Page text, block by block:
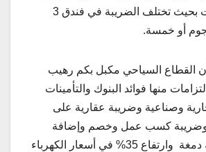
تقدمه من خدمات بحيث تختلف الضريبة في فندق 3
أو خمسة.
السياحي مكبل بكم رهيب
منها فوائد البنوك والتأمينات
وصناعية وضريبة عقارية على
وضريبة كسب عمل وخصم وإضافة
ومبيعات وضريبة دمغة وارتفاع 35% في أسعار الكهرباء